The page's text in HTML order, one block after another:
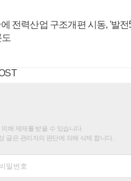
전력산업 구조개편 시동, '발전
해 제재를 받을 수 있습니다.
글은 관리자의 판단에 의해 삭제 합니다.